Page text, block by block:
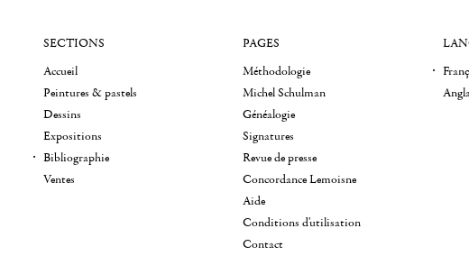
SECTIONS
Accueil
Peintures & pastels
Dessins
Expositions
Bibliographie
Ventes
PAGES
Méthodologie
Michel Schulman
Généalogie
Signatures
Revue de presse
Concordance Lemoisne
Aide
Conditions d'utilisation
Contact